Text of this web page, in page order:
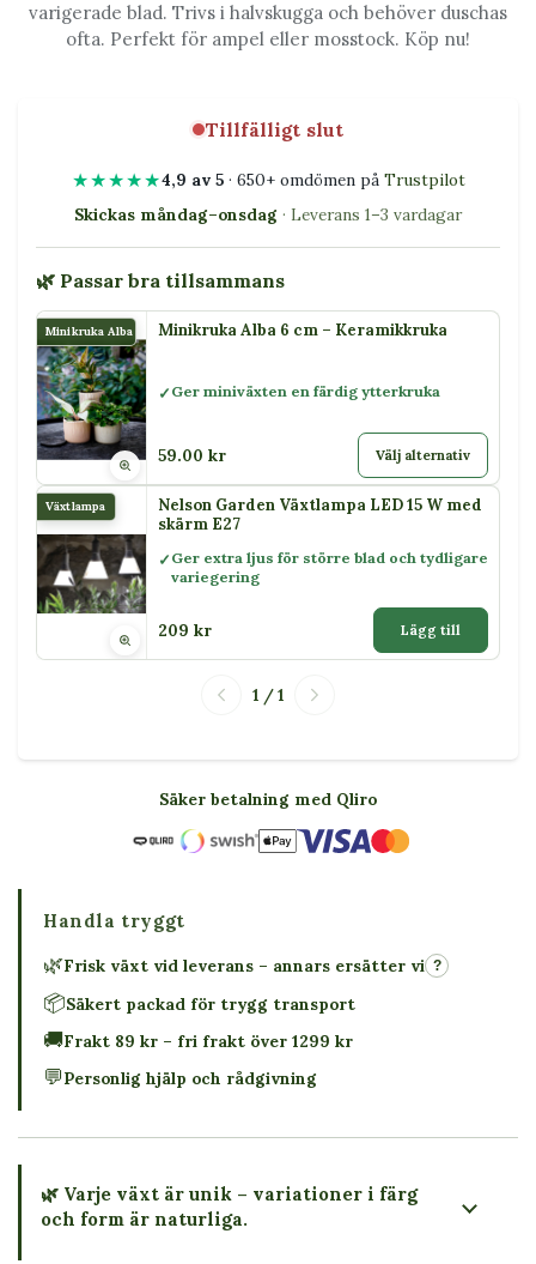
varigerade blad. Trivs i halvskugga och behöver duschas
ofta. Perfekt för ampel eller mosstock. Köp nu!
Tillfälligt slut
★★★★★4,9 av 5· 650+ omdömen på Trustpilot
Skickas måndag–onsdag · Leverans 1–3 vardagar
🌿 Passar bra tillsammans
Minikruka Alba Minikruka Alba 6 cm – Keramikkruka
Ger miniväxten en färdig ytterkruka
59.00 kr Välj alternativ
Växtlampa
Nelson Garden Växtlampa LED 15 W med
skärm E27
Ger extra ljus för större blad och tydligare
variegering
209 kr Lägg till
1 / 1
Säker betalning med Qliro
Handla tryggt
🌿Frisk växt vid leverans – annars ersätter vi ?
📦Säkert packad för trygg transport
🚚Frakt 89 kr – fri frakt över 1299 kr
💬Personlig hjälp och rådgivning
🌿 Varje växt är unik – variationer i färg
och form är naturliga.